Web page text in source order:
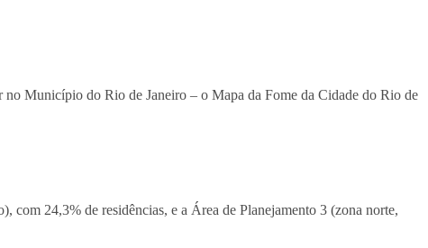
Município do Rio de Janeiro – o Mapa da Fome da Cidade do Rio de
com 24,3% de residências, e a Área de Planejamento 3 (zona norte,